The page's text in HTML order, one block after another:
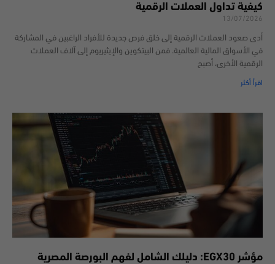
كيفية تداول العملات الرقمية
13/07/2026
أدى صعود العملات الرقمية إلى خلق فرص جديدة للأفراد الراغبين في المشاركة
في الأسواق المالية العالمية. فمن البيتكوين والإيثيريوم إلى آلاف العملات
الرقمية الأخرى، أصبح
اقرأ أكثر
مؤشر EGX30: دليلك الشامل لفهم البورصة المصرية